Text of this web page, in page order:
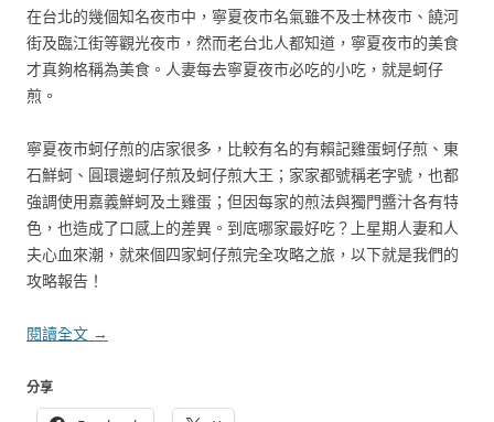
在台北的幾個知名夜市中，寧夏夜市名氣雖不及士林夜市、饒河
街及臨江街等觀光夜市，然而老台北人都知道，寧夏夜市的美食
才真夠格稱為美食。人妻每去寧夏夜市必吃的小吃，就是蚵仔
煎。
寧夏夜市蚵仔煎的店家很多，比較有名的有賴記雞蛋蚵仔煎、東
石鮮蚵、圓環邊蚵仔煎及蚵仔煎大王；家家都號稱老字號，也都
強調使用嘉義鮮蚵及土雞蛋；但因每家的煎法與獨門醬汁各有特
色，也造成了口感上的差異。到底哪家最好吃？上星期人妻和人
夫心血來潮，就來個四家蚵仔煎完全攻略之旅，以下就是我們的
攻略報告！
閱讀全文 →
分享